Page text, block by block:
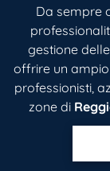
Da sempre
gestione
offrire un
professionisti,
zone di